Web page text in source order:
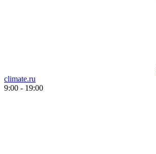
climate.ru
9:00 - 19:00